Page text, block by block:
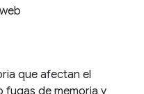
que afectan el